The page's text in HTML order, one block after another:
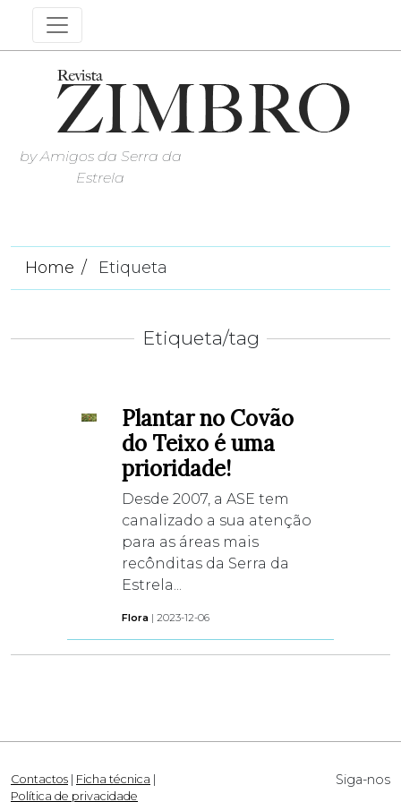
by Amigos da Serra da
Estrela
Home Etiqueta
Etiqueta/tag
Plantar no Covão
do Teixo é uma
prioridade!
Desde 2007, a ASE tem
canalizado a sua atenção
para as áreas mais
recônditas da Serra da
Estrela...
Flora | 2023-12-06
Contactos | Ficha técnica |
Política de privacidade
Siga-nos